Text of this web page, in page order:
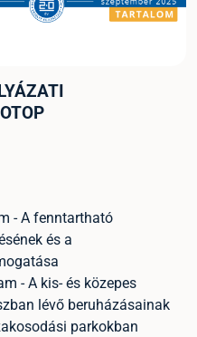
- A fenntartható
és a
- A kis- és közepes
lévő beruházásainak
parkokban